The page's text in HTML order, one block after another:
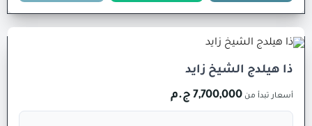
ذا هيلدج الشيخ زايد
أسعار تبدأ من 7,700,000 ج.م